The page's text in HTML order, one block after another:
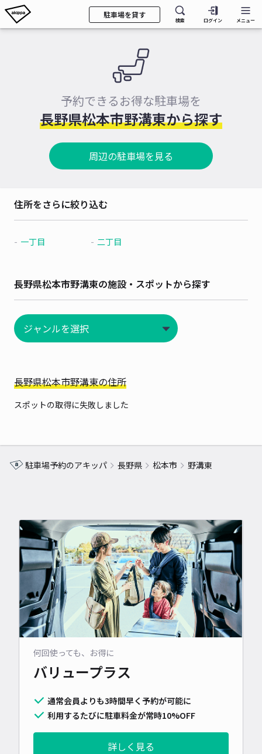
駐車場を貸す
検索 ログイン メニュー
予約できるお得な駐車場を
長野県松本市野溝東から探す
周辺の駐車場を見る
住所をさらに絞り込む
一丁目 二丁目
長野県松本市野溝東の施設・スポットから探す
長野県松本市野溝東の住所
スポットの取得に失敗しました
駐車場予約のアキッパ 長野県 松本市 野溝東
何回使っても、お得に
バリュープラス
通常会員よりも3時間早く予約が可能に
利用するたびに駐車料金が常時10%OFF
詳しく見る